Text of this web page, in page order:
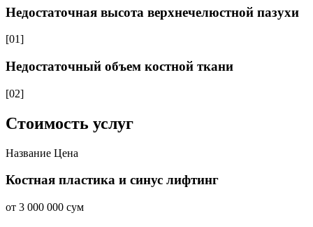
Недостаточная высота верхнечелюстной пазухи
[01]
Недостаточный объем костной ткани
[02]
Стоимость услуг
Название Цена
Костная пластика и синус лифтинг
от 3 000 000 сум